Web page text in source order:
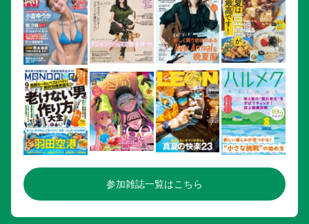
変わり麹5 レモン塩麹 手羽中のさっぱりオーブン焼き
変わり麹6 香味醤油麹 やせる蒸ししゃぶ
変わり麹7 新キムチ麹
変わり麹7 新キムチ麹キンパ
変わり麹8 パクチー麹 腸活スープのフォー
変わり麹9 発酵ケチャップ 本格ボロネーゼ
麹のやさしいおやつ
発酵あんこ
あんこプリン
あんバタートースト／発酵あんことかぼちゃ白玉ぜんざい
参加雑誌一覧はこちら